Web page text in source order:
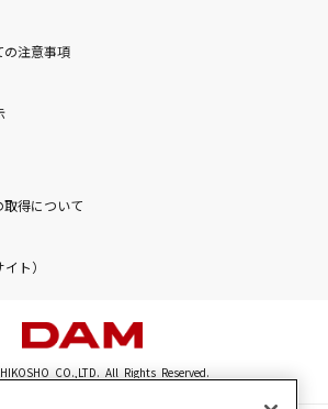
の注意事項
得について
ト）
CO.,LTD. All Rights Reserved.